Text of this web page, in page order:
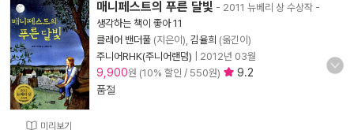
미리보기
매니페스트의 푸른 달빛 - 2011 뉴베리 상 수상작 -
생각하는 책이 좋아 11
클레어 밴더풀 (지은이), 김율희 (옮긴이)
주니어RHK(주니어랜덤)
2012년 03월
9,900원 (10% 할인 / 550원)
9.2
품절